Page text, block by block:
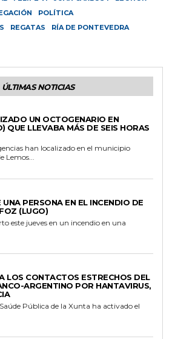
POLÍTICA
REGATAS
RÍA DE PONTEVEDRA
ÚLTIMAS NOTICIAS
UN OCTOGENARIO EN
QUE LLEVABA MÁS DE SEIS HORAS
han localizado en el municipio
Lemos...
UNA PERSONA EN EL INCENDIO DE
(LUGO)
este jueves en un incendio en una
LOS CONTACTOS ESTRECHOS DEL
ARGENTINO POR HANTAVIRUS,
Pública de la Xunta ha activado el